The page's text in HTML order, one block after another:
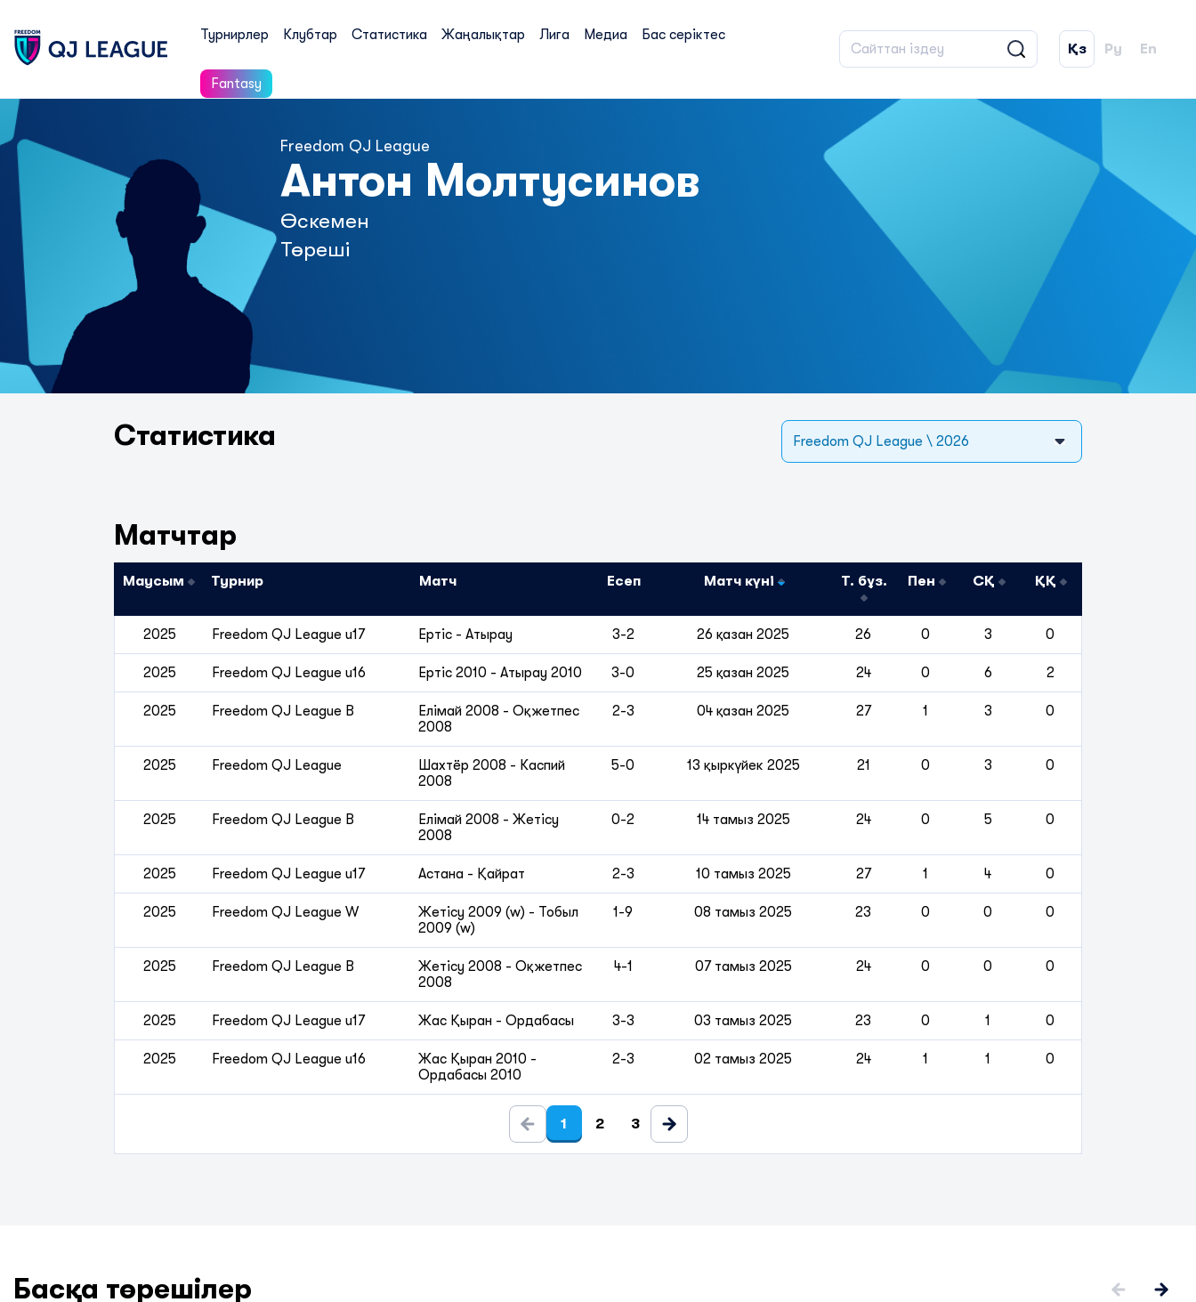
Турнирлер Клубтар Статистика Жаңалықтар Лига Медиа Бас серіктес
Fantasy
Қз Ру En
Freedom QJ League
Антон Молтусинов
Өскемен
Төреші
Статистика Freedom QJ League \ 2026
Матчтар
Маусым Турнир Матч Есеп Матч күні Т. бұз. Пен СҚ ҚҚ
2025 Freedom QJ League u17 Ертіс - Атырау 3-2 26 қазан 2025 26 0 3 0
2025 Freedom QJ League u16 Ертіс 2010 - Атырау 2010 3-0 25 қазан 2025 24 0 6 2
2025 Freedom QJ League B Елімай 2008 - Оқжетпес
2008
2-3 04 қазан 2025 27 1 3 0
2025 Freedom QJ League Шахтёр 2008 - Каспий
2008
5-0 13 қыркүйек 2025 21 0 3 0
2025 Freedom QJ League B Елімай 2008 - Жетісу
2008
0-2 14 тамыз 2025 24 0 5 0
2025 Freedom QJ League u17 Астана - Қайрат 2-3 10 тамыз 2025 27 1 4 0
2025 Freedom QJ League W Жетісу 2009 (w) - Тобыл
2009 (w)
1-9 08 тамыз 2025 23 0 0 0
2025 Freedom QJ League B Жетісу 2008 - Оқжетпес
2008
4-1 07 тамыз 2025 24 0 0 0
2025 Freedom QJ League u17 Жас Қыран - Ордабасы 3-3 03 тамыз 2025 23 0 1 0
2025 Freedom QJ League u16 Жас Қыран 2010 -
Ордабасы 2010
2-3 02 тамыз 2025 24 1 1 0
1 2 3
Басқа төрешілер